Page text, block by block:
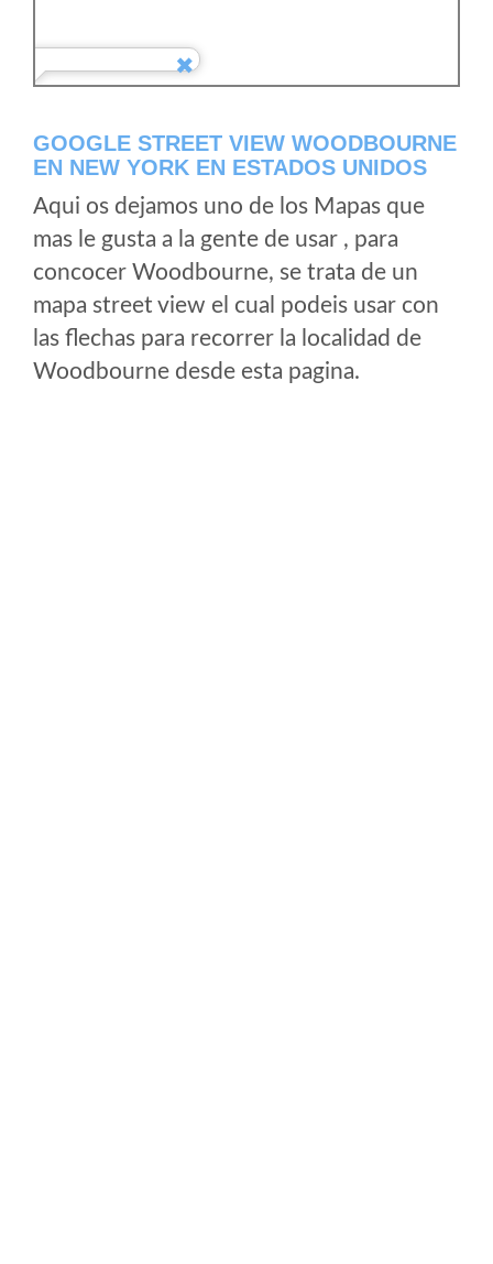
GOOGLE STREET VIEW WOODBOURNE
EN NEW YORK EN ESTADOS UNIDOS
Aqui os dejamos uno de los Mapas que
mas le gusta a la gente de usar , para
concocer Woodbourne, se trata de un
mapa street view el cual podeis usar con
las flechas para recorrer la localidad de
Woodbourne desde esta pagina.